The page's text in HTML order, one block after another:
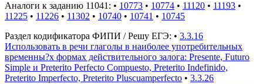
Аналоги к заданию 11041: • 10773 • 10774 • 11120 • 11193 •
11225 • 11226 • 11302 • 10740 • 10741 • 10745
Раздел кодификатора ФИПИ / Решу ЕГЭ: • 3.3.16
Использовать в речи глаголы в наиболее употребительных
временны?х формах действительного залога: Presente, Futuro
Simple и Preterito Perfecto Compuesto, Preterito Indefinido,
Preterito Imperfecto, Preterito Pluscuamperfecto • 3.3.26